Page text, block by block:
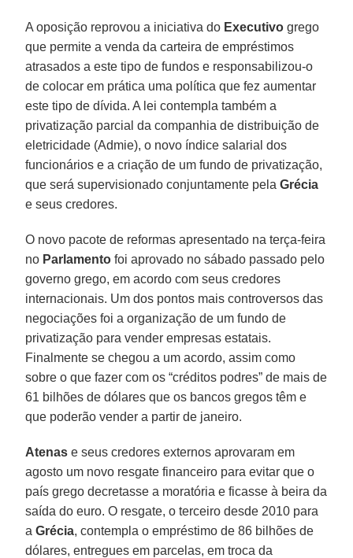
A oposição reprovou a iniciativa do Executivo grego
que permite a venda da carteira de empréstimos
atrasados a este tipo de fundos e responsabilizou-o
de colocar em prática uma política que fez aumentar
este tipo de dívida. A lei contempla também a
privatização parcial da companhia de distribuição de
eletricidade (Admie), o novo índice salarial dos
funcionários e a criação de um fundo de privatização,
que será supervisionado conjuntamente pelaGrécia
e seus credores.
O novo pacote de reformas apresentado na terça-feira
no Parlamento foi aprovado no sábado passado pelo
governo grego, em acordo com seus credores
internacionais. Um dos pontos mais controversos das
negociações foi a organização de um fundo de
privatização para vender empresas estatais.
Finalmente se chegou a um acordo, assim como
sobre o que fazer com os “créditos podres” de mais de
61 bilhões de dólares que os bancos gregos têm e
que poderão vender a partir de janeiro.
Atenas e seus credores externos aprovaram em
agosto um novo resgate financeiro para evitar que o
país grego decretasse a moratória e ficasse à beira da
saída do euro. O resgate, o terceiro desde 2010 para
aGrécia, contempla o empréstimo de 86 bilhões de
dólares, entregues em parcelas, em troca da